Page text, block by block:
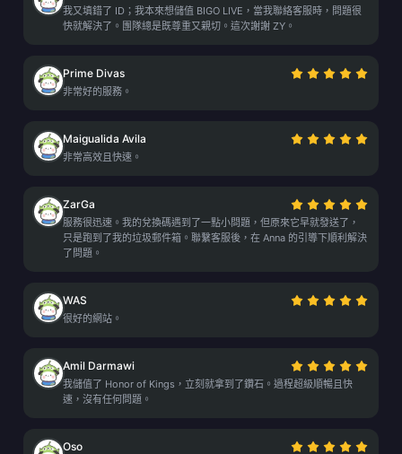
我又填錯了 ID；我本來想儲值 BIGO LIVE，當我聯絡客服時，問題很
快就解決了。團隊總是既尊重又親切。這次謝謝 ZY。
Prime Divas
非常好的服務。
Maigualida Avila
非常高效且快速。
ZarGa
服務很迅速。我的兌換碼遇到了一點小問題，但原來它早就發送了，
只是跑到了我的垃圾郵件箱。聯繫客服後，在 Anna 的引導下順利解決
了問題。
WAS
很好的網站。
Amil Darmawi
我儲值了 Honor of Kings，立刻就拿到了鑽石。過程超級順暢且快
速，沒有任何問題。
Oso